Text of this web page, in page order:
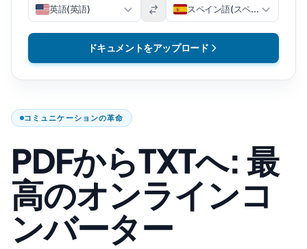
コミュニケーションの革命
PDFからTXTへ: 最
高のオンラインコ
ンバーター
英語(英語) スペイン語(スペイン語)
ドキュメントをアップロード